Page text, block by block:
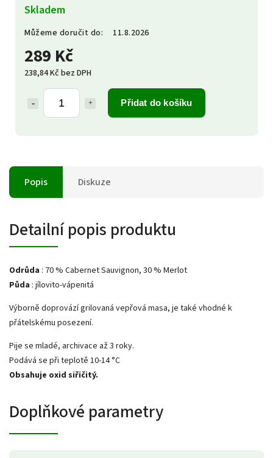
289 Kč
238,84 Kč bez DPH
Přidat do košíku
Skladem
Můžeme doručit do: 11.8.2026
Popis Diskuze
Detailní popis produktu
Odrůda : 70 % Cabernet Sauvignon, 30 % Merlot
Půda : jílovito-vápenitá
Výborně doprovází grilovaná vepřová masa, je také vhodné k
přátelskému posezení.
Pije se mladé, archivace až 3 roky.
Podává se při teplotě 10-14 °C
Obsahuje oxid siřičitý.
Doplňkové parametry